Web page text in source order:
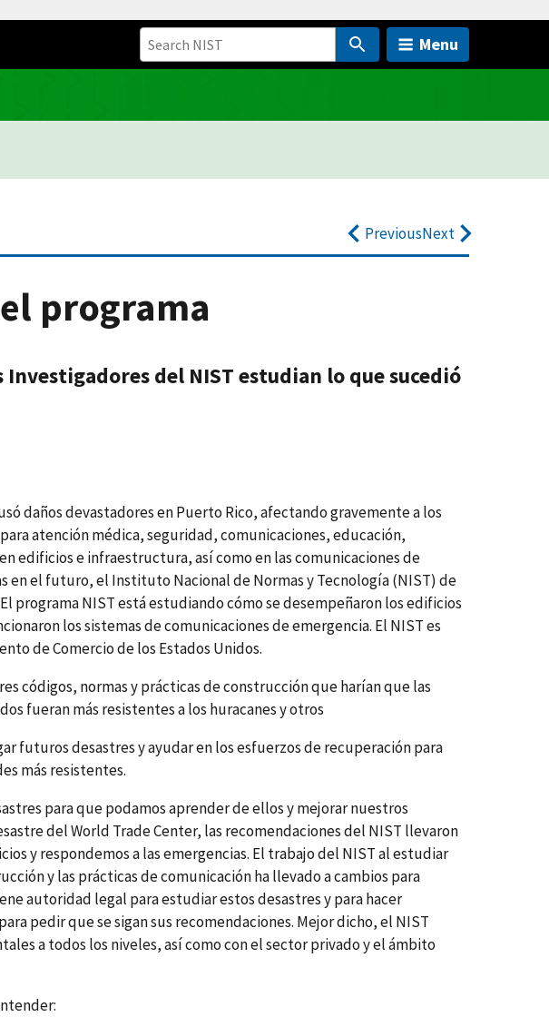
Menu
PreviousNext
programa
Investigadores del NIST estudian lo que sucedió
daños devastadores en Puerto Rico, afectando gravemente a los
atención médica, seguridad, comunicaciones, educación,
edificios e infraestructura, así como en las comunicaciones de
en el futuro, el Instituto Nacional de Normas y Tecnología (NIST) de
programa NIST está estudiando cómo se desempeñaron los edificios
los sistemas de comunicaciones de emergencia. El NIST es
de Comercio de los Estados Unidos.
códigos, normas y prácticas de construcción que harían que las
fueran más resistentes a los huracanes y otros
futuros desastres y ayudar en los esfuerzos de recuperación para
más resistentes.
para que podamos aprender de ellos y mejorar nuestros
del World Trade Center, las recomendaciones del NIST llevaron
y respondemos a las emergencias. El trabajo del NIST al estudiar
y las prácticas de comunicación ha llevado a cambios para
autoridad legal para estudiar estos desastres y para hacer
pedir que se sigan sus recomendaciones. Mejor dicho, el NIST
a todos los niveles, así como con el sector privado y el ámbito